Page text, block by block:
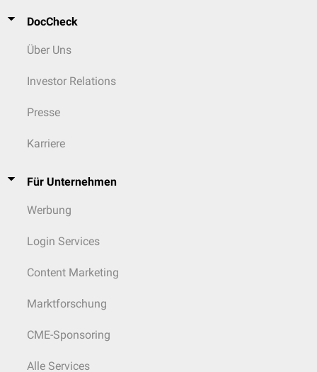
DocCheck
Über Uns
Investor Relations
Presse
Karriere
Für Unternehmen
Werbung
Login Services
Content Marketing
Marktforschung
CME-Sponsoring
Alle Services